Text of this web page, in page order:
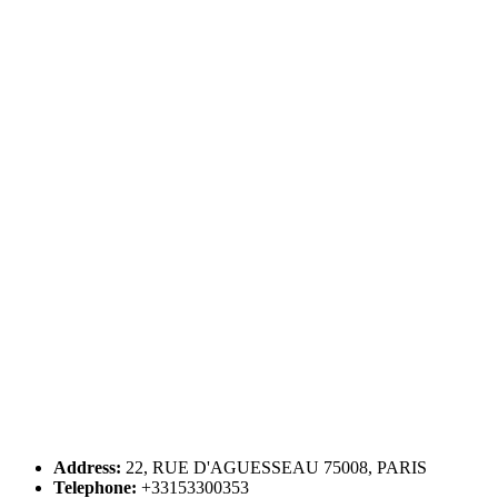
Address: 22, RUE D'AGUESSEAU 75008, PARIS
Telephone: +33153300353